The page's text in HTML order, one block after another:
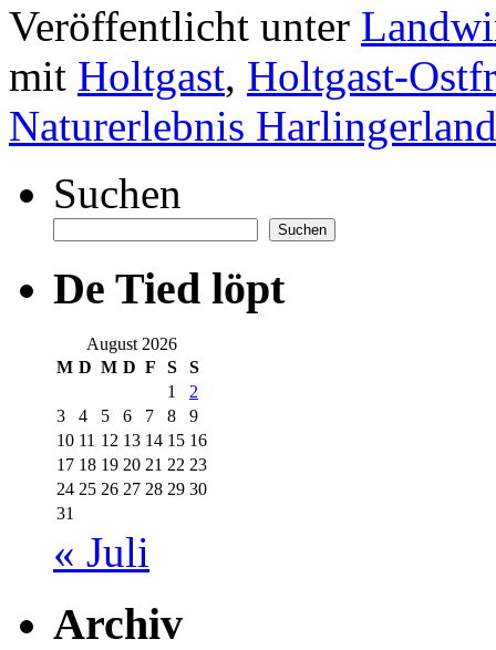
Veröffentlicht unter
mit Holtgast, Holtgast-
Naturerlebnis Harlingerland
Suchen
Suchen
De Tied löpt
August 2026
M D M D F S
S
1
2
3
4 5 6 7 8
9
10 11 12 13 14 15 16
17 18 19 20 21 22 23
24 25 26 27 28 29 30
31
« Juli
Archiv